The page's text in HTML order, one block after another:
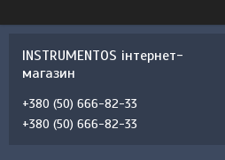
INSTRUMENTOS інтернет-
магазин
+380 (50) 666-82-33
+380 (50) 666-82-33